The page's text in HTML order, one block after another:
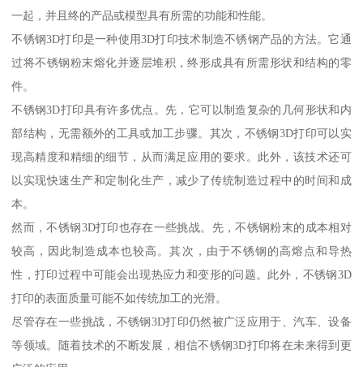
一起，并且终的产品或模型具有所需的功能和性能。
不锈钢3D打印是一种使用3D打印技术制造不锈钢产品的方法。它通
过将不锈钢粉末熔化并逐层堆积，终形成具有所需形状和结构的零
件。
不锈钢3D打印具有许多优点。先，它可以制造复杂的几何形状和内
部结构，无需额外的工具或加工步骤。其次，不锈钢3D打印可以实
现高精度和精细的细节，从而满足应用的要求。此外，该技术还可
以实现快速生产和定制化生产，减少了传统制造过程中的时间和成
本。
然而，不锈钢3D打印也存在一些挑战。先，不锈钢粉末的成本相对
较高，因此制造成本也较高。其次，由于不锈钢的高熔点和导热
性，打印过程中可能会出现热应力和变形的问题。此外，不锈钢3D
打印的表面质量可能不如传统加工的光滑。
尽管存在一些挑战，不锈钢3D打印仍然被广泛应用于、汽车、设备
等领域。随着技术的不断发展，相信不锈钢3D打印将在未来得到更